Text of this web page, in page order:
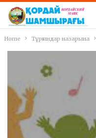
Home Тұрғындар назарына